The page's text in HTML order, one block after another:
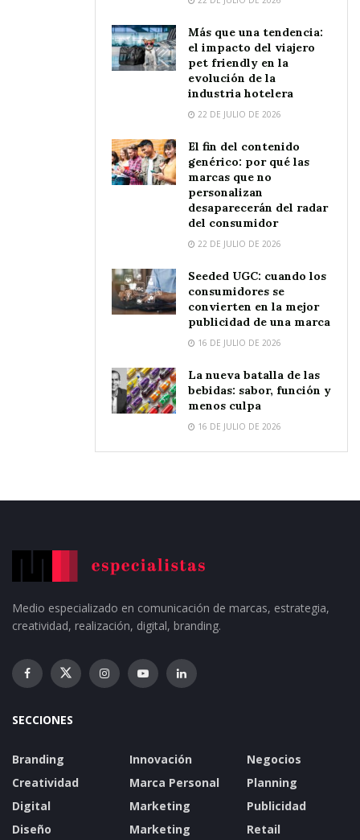
Más que una tendencia:
el impacto del viajero
pet friendly en la
evolución de la
industria hotelera
22 DE JULIO DE 2026
El fin del contenido
genérico: por qué las
marcas que no
personalizan
desaparecerán del radar
del consumidor
22 DE JULIO DE 2026
Seeded UGC: cuando los
consumidores se
convierten en la mejor
publicidad de una marca
16 DE JULIO DE 2026
La nueva batalla de las
bebidas: sabor, función y
menos culpa
16 DE JULIO DE 2026
Medio especializado en comunicación de marcas, estrategia,
creatividad, realización, digital, branding.
SECCIONES
Branding
Creatividad
Digital
Diseño
Innovación
Marca Personal
Marketing
Marketing
Negocios
Planning
Publicidad
Retail